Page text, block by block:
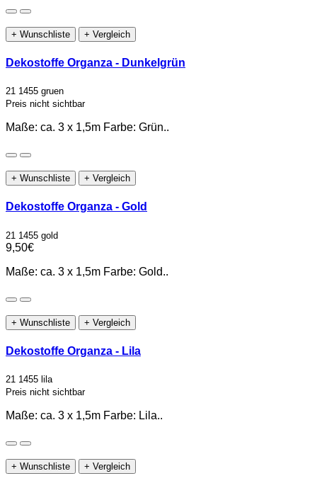
+ Wunschliste + Vergleich
Dekostoffe Organza - Dunkelgrün
21 1455 gruen
Preis nicht sichtbar
Maße: ca. 3 x 1,5m Farbe: Grün..
+ Wunschliste + Vergleich
Dekostoffe Organza - Gold
21 1455 gold
9,50€
Maße: ca. 3 x 1,5m Farbe: Gold..
+ Wunschliste + Vergleich
Dekostoffe Organza - Lila
21 1455 lila
Preis nicht sichtbar
Maße: ca. 3 x 1,5m Farbe: Lila..
+ Wunschliste + Vergleich